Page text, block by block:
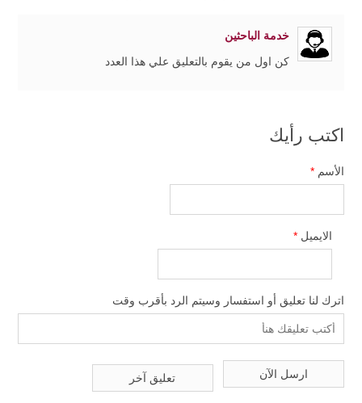
خدمة الباحثين
كن اول من يقوم بالتعليق علي هذا العدد
اكتب رأيك
الأسم*
الايميل*
اترك لنا تعليق أو استفسار وسيتم الرد بأقرب وقت